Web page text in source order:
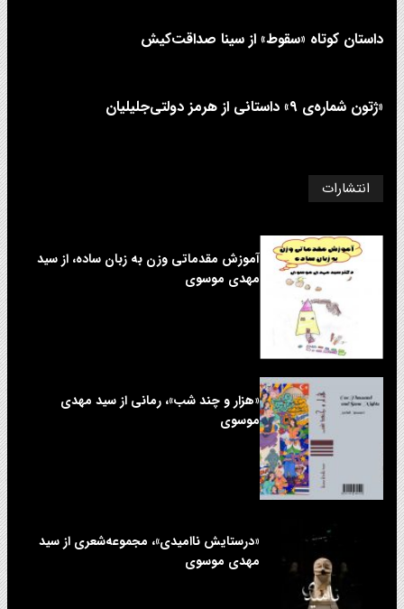
داستان کوتاه «سقوط» از سینا صداقت‌کیش
«ژتون شماره‌ی ۹» داستانی از هرمز دولتی‌جلیلیان
انتشارات
آموزش مقدماتی وزن به زبان ساده، از سید
مهدی موسوی
«هزار و چند شب»، رمانی از سید مهدی
موسوی
«درستایش ناامیدی»، مجموعه‌شعری از سید
مهدی موسوی